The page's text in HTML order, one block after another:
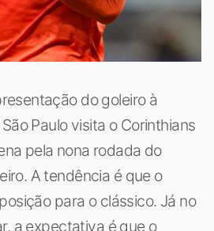
do goleiro à
Paulo visita o Corinthians
pela nona rodada do
A tendência é que o
para o clássico. Já no
a expectativa é que o